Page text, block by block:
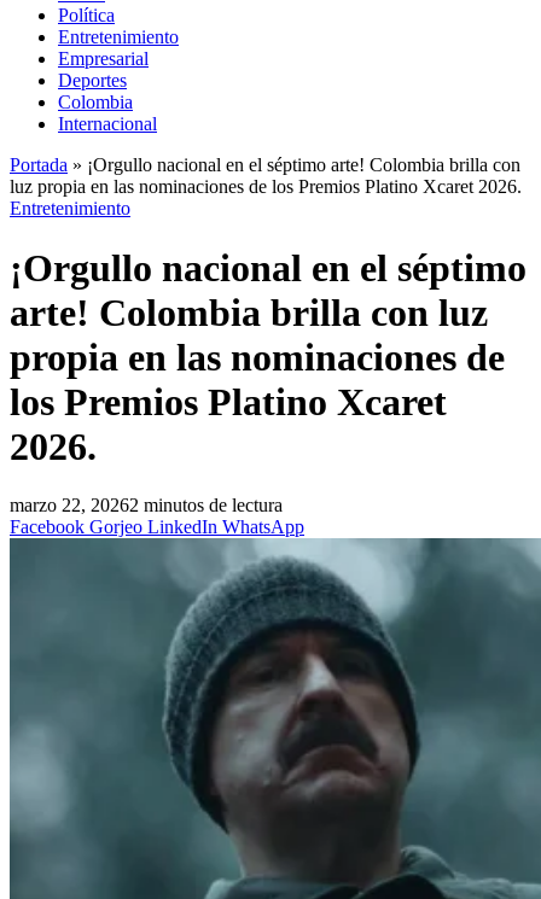
Política
Entretenimiento
Empresarial
Deportes
Colombia
Internacional
Portada » ¡Orgullo nacional en el séptimo arte! Colombia brilla con
luz propia en las nominaciones de los Premios Platino Xcaret 2026.
Entretenimiento
¡Orgullo nacional en el séptimo
arte! Colombia brilla con luz
propia en las nominaciones de
los Premios Platino Xcaret
2026.
marzo 22, 20262 minutos de lectura
Facebook Gorjeo LinkedIn WhatsApp